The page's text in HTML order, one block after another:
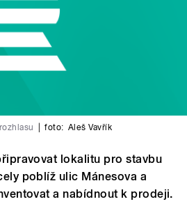
foto: Aleš Vavřík
lokalitu pro stavbu
poblíž ulic Mánesova a
a nabídnout k prodeji.